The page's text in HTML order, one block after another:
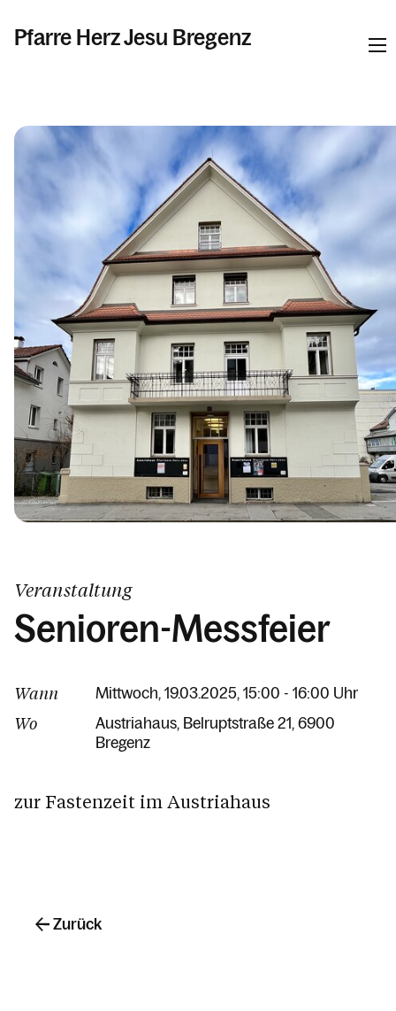
Pfarre Herz Jesu Bregenz
Kalender
Personen
Kontakt
Veranstaltung
Senioren-Messfeier
Wann Mittwoch, 19.03.2025, 15:00 - 16:00 Uhr
Wo Austriahaus Belruptstraße 21 6900
Bregenz
zur Fastenzeit im Austriahaus
Zurück